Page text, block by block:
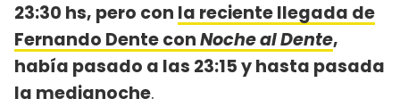
23:30 hs, pero con la reciente llegada de
Fernando Dente conNoche al Dente,
había pasado a las 23:15 y hasta pasada
la medianoche.